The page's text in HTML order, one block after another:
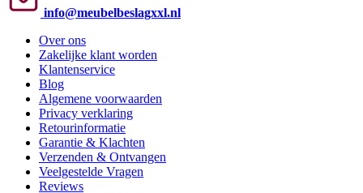
info@meubelbeslagxxl.nl
Over ons
Zakelijke klant worden
Klantenservice
Blog
Algemene voorwaarden
Privacy verklaring
Retourinformatie
Garantie & Klachten
Verzenden & Ontvangen
Veelgestelde Vragen
Reviews